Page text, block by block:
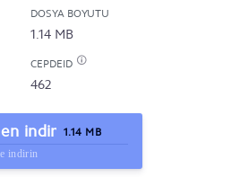
DOSYA BOYUTU
1.14 MB
CEPDEID
462
indir 1.14 MB
indirin